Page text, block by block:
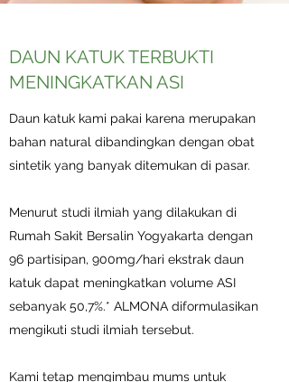
DAUN KATUK TERBUKTI
MENINGKATKAN ASI
Daun katuk kami pakai karena merupakan
bahan natural dibandingkan dengan obat
sintetik yang banyak ditemukan di pasar.
Menurut studi ilmiah yang dilakukan di
Rumah Sakit Bersalin Yogyakarta dengan
96 partisipan, 900mg/hari ekstrak daun
katuk dapat meningkatkan volume ASI
sebanyak 50,7%.* ALMONA diformulasikan
mengikuti studi ilmiah tersebut.
Kami tetap mengimbau mums untuk